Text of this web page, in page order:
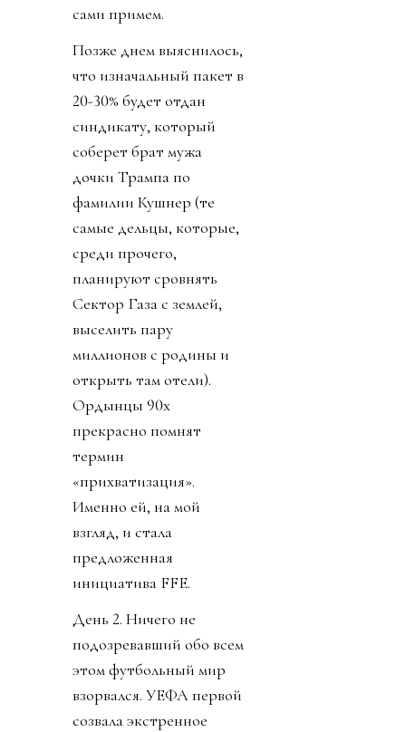
сами примем.
Позже днем выяснилось,
что изначальный пакет в
20-30% будет отдан
синдикату, который
соберет брат мужа
дочки Трампа по
фамилии Кушнер (те
самые дельцы, которые,
среди прочего,
планируют сровнять
Сектор Газа с землей,
выселить пару
миллионов с родины и
открыть там отели).
Ордынцы 90х
прекрасно помнят
термин
«прихватизация».
Именно ей, на мой
взгляд, и стала
предложенная
инициатива FFE.
День 2. Ничего не
подозревавший обо всем
этом футбольный мир
взорвался. УЕФА первой
созвала экстренное